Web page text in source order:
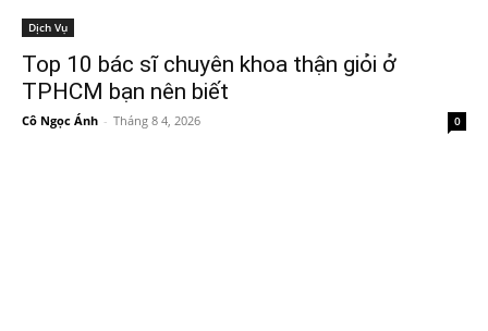
Dịch Vụ
Top 10 bác sĩ chuyên khoa thận giỏi ở
TPHCM bạn nên biết
Cô Ngọc Ánh - Tháng 8 4, 2026 0